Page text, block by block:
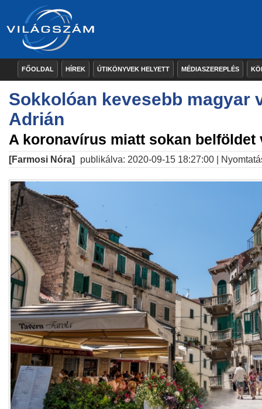
FŐOLDAL HÍREK ÚTIKÖNYVEK HELYETT MÉDIASZEREPLÉS
Sokkolóan kevesebb magyar
Adrián
A koronavírus miatt sokan belföldet
[Farmosi Nóra] publikálva: 2020-09-15 18:27:00 |